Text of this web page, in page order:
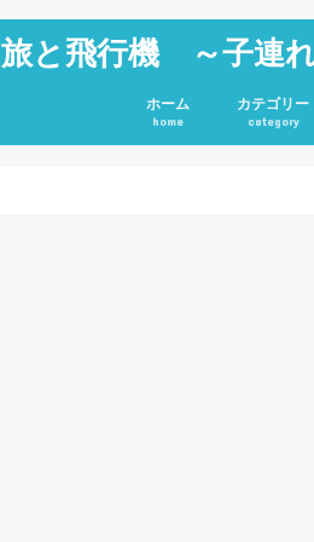
旅と飛行機 ～子連
ホーム
home
カテゴリー
category